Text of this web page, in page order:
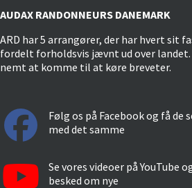
AUDAX RANDONNEURS DANEMARK
ARD har 5 arrangører, der har hvert sit
fordelt forholdsvis jævnt ud over
nemt at komme til at køre breveter.
Følg os på Facebook og få de
med det samme
Se vores videoer på YouTube
besked om nye